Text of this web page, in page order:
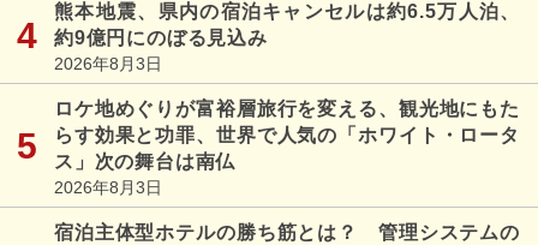
熊本地震、県内の宿泊キャンセルは約6.5万人泊、
約9億円にのぼる見込み
2026年8月3日
ロケ地めぐりが富裕層旅行を変える、観光地にもた
らす効果と功罪、世界で人気の「ホワイト・ロータ
ス」次の舞台は南仏
2026年8月3日
宿泊主体型ホテルの勝ち筋とは？ 管理システムの